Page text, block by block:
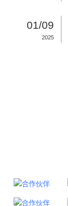
01/09
2025